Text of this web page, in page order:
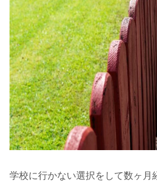
学校に行かない選択をして数ヶ月